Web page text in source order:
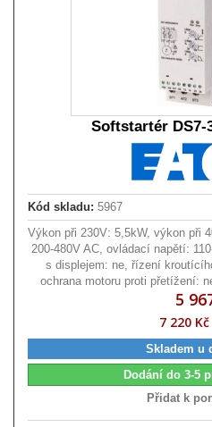
Softstartér DS7-
Kód skladu: 5967
Výkon při 230V: 5,5kW, výkon při
200-480V AC, ovládací napětí:
s displejem: ne, řízení
ochrana motoru proti přetížení:
5
7 220
Skladem u
Dodání do 3-5
Přidat k